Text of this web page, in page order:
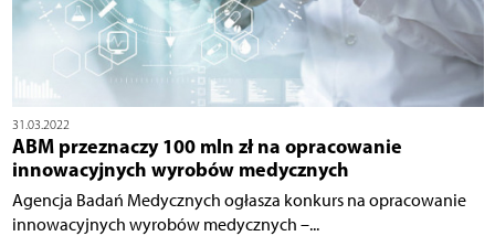
31.03.2022
ABM przeznaczy 100 mln zł na opracowanie
innowacyjnych wyrobów medycznych
Agencja Badań Medycznych ogłasza konkurs na opracowanie
innowacyjnych wyrobów medycznych –...